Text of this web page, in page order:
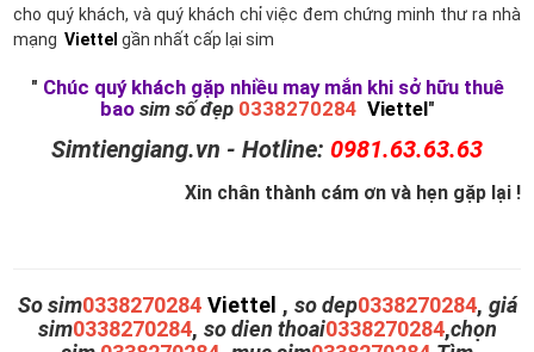
cho quý khách, và quý khách chỉ việc đem chứng minh thư ra nhà
mạng Viettel gần nhất cấp lại sim
" Chúc quý khách gặp nhiều may mắn khi sở hữu thuê
bao sim số đẹp 0338270284 Viettel"
Simtiengiang.vn - Hotline: 0981.63.63.63
Xin chân thành cám ơn và hẹn gặp lại !
So sim0338270284 Viettel , so dep0338270284, giá
sim0338270284, so dien thoai0338270284,chọn